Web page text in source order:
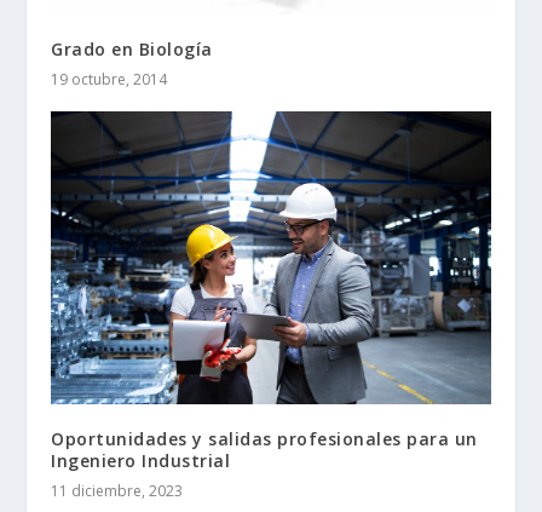
Grado en Biología
19 octubre, 2014
Oportunidades y salidas profesionales para un
Ingeniero Industrial
11 diciembre, 2023